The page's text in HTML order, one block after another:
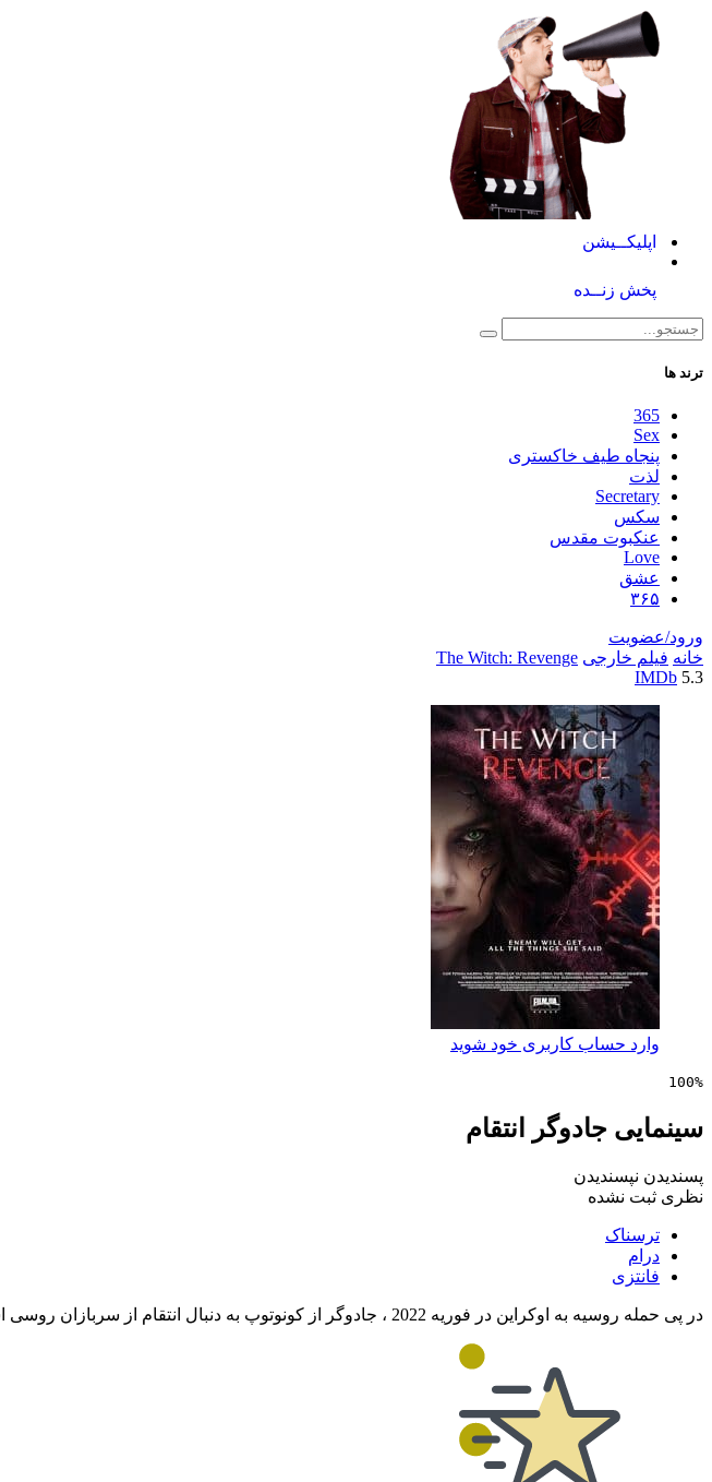
اپلیکــیشن
پخش زنــده
ترند ها
365
Sex
پنجاه طیف خاکستری
لذت
Secretary
سکس
عنکبوت مقدس
Love
عشق
۳۶۵
ورود/عضویت
خانه فیلم خارجی The Witch: Revenge
IMDb 5.3
وارد حساب کاربری خود شوید
100%
سینمایی جادوگر انتقام
پسندیدن نپسندیدن
نظری ثبت نشده
ترسناک
درام
فانتزی
در پی حمله روسیه به اوکراین در فوریه 2022 ، جادوگر از کونوتوپ به دنبال انتقام از سربازان روسی است که نامزدش را به قتل رساندند.